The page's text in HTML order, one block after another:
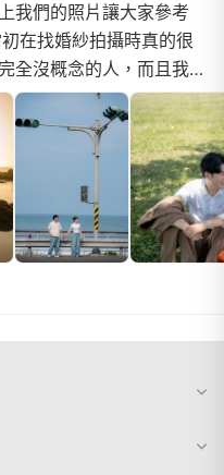
我們的照片讓大家參考
在找婚紗拍攝時真的很
全沒概念的人，而且我很
。我們的門市顧問是...